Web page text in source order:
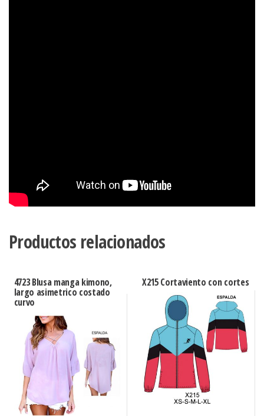
Productos relacionados
4723 Blusa manga kimono,
largo asimetrico costado
curvo
X215 Cortaviento con cortes